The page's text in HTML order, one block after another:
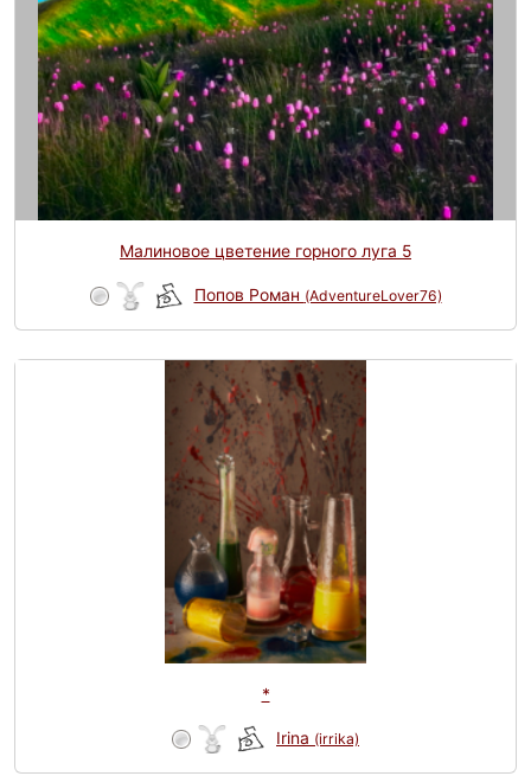
Малиновое цветение горного луга 5
Попов Роман (AdventureLover76)
*
Irina (irrika)